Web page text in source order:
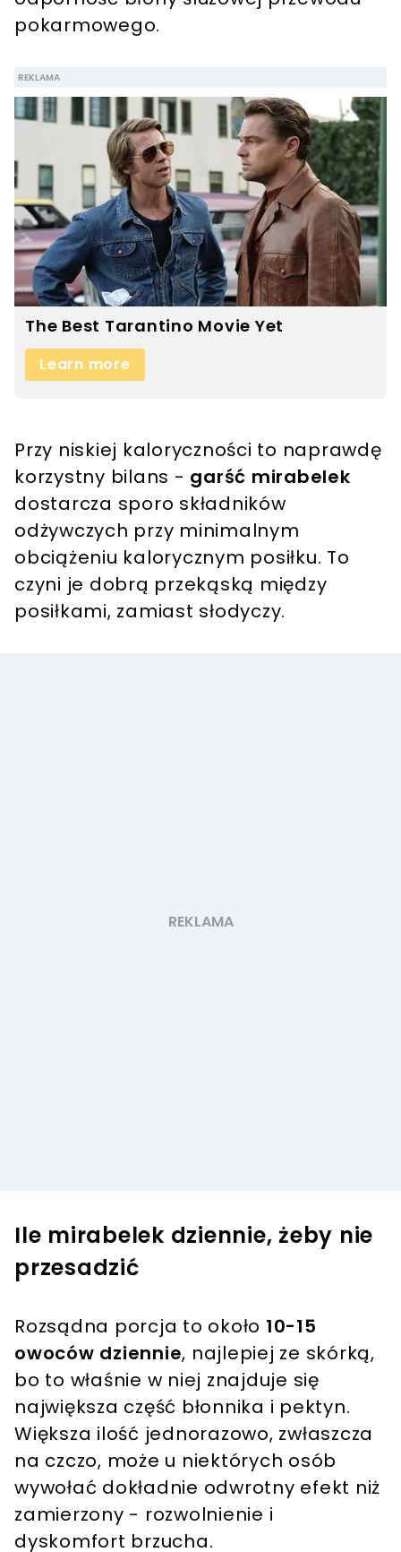
pokarmowego.
Przy niskiej kaloryczności to naprawdę
korzystny bilans - garść mirabelek
dostarcza sporo składników
odżywczych przy minimalnym
obciążeniu kalorycznym posiłku. To
czyni je dobrą przekąską między
posiłkami, zamiast słodyczy.
Ile mirabelek dziennie, żeby nie
przesadzić
Rozsądna porcja to około 10-15
owoców dziennie, najlepiej ze skórką,
bo to właśnie w niej znajduje się
największa część błonnika i pektyn.
Większa ilość jednorazowo, zwłaszcza
na czczo, może u niektórych osób
wywołać dokładnie odwrotny efekt niż
zamierzony - rozwolnienie i
dyskomfort brzucha.